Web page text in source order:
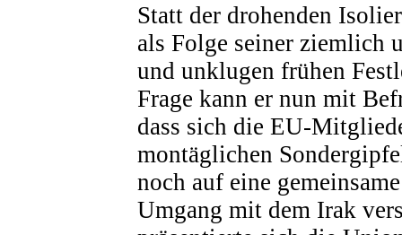
Statt der drohenden
als Folge seiner ziemlich
und unklugen frühen
Frage kann er nun mit
dass sich die EU-
montäglichen
noch auf eine
Umgang mit dem Irak